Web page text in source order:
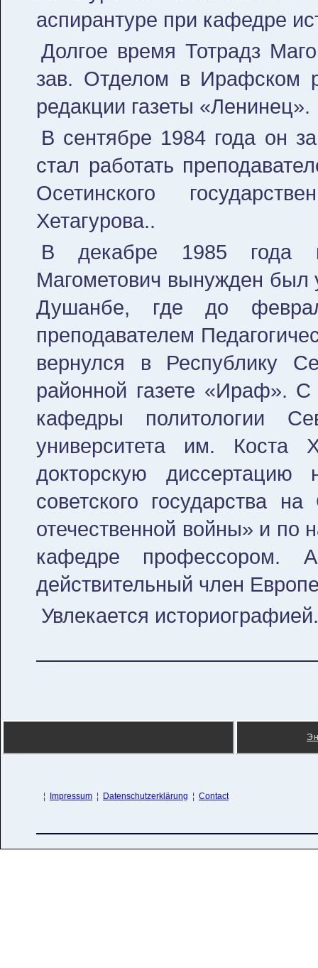
аспирантуре при кафедре
Долгое время Тотрадз
зав. Отделом в Ирафском
редакции газеты «Ленинец».
В сентябре 1984 года он
стал работать
Осетинского
Хетагурова..
В декабре 1985 года
Магометович вынужден был
Душанбе, где до
преподавателем
вернулся в Республику
районной газете «Ираф».
кафедры политологии
университета им. Коста
докторскую
советского государства
отечественной войны» и по
кафедре
действительный член
Увлекается историографией.
¦ Impressum ¦ Datenschutzerklärung ¦ Contact